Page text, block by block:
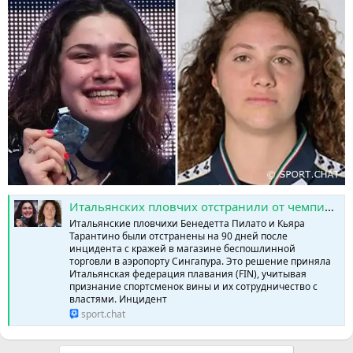
Итальянских пловчих отстранили от чемпионата Европы за кражу в duty free Сингапура » SPORTCHAT - Новости спорта | Футбол | Онлайн трансляции | Чат | Результаты матчей | Спорт | Прогнозы на спорт
Итальянские пловчихи Бенедетта Пилато и Кьяра
Тарантино были отстранены на 90 дней после
инцидента с кражей в магазине беспошлинной
торговли в аэропорту Сингапура. Это решение приняла
Итальянская федерация плавания (FIN), учитывая
признание спортсменок вины и их сотрудничество с
властями. Инцидент
sport.chat